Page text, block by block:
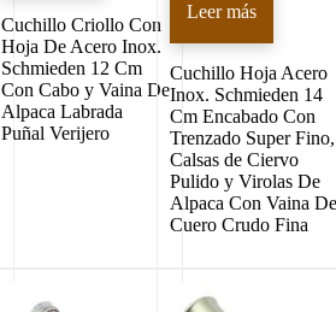
Cuchillo Criollo Con
Hoja De Acero Inox.
Schmieden 12 Cm
Con Cabo y Vaina De
Alpaca Labrada
Puñal Verijero
Leer más
Cuchillo Hoja Acero
Inox. Schmieden 14
Cm Encabado Con
Trenzado Super Fino,
Calsas de Ciervo
Pulido y Virolas De
Alpaca Con Vaina
Cuero Crudo Fina